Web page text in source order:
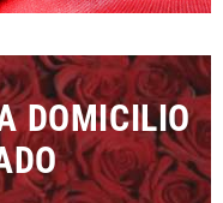
DOMICILIO